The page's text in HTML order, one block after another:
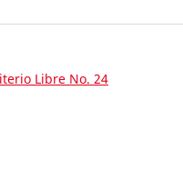
Libre No. 24